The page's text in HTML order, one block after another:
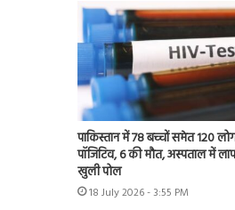
पाकिस्तान में 78 बच्चों समेत 120
पॉजिटिव, 6 की मौत, अस्पताल में
खुली पोल
18 July 2026 - 3:55 PM